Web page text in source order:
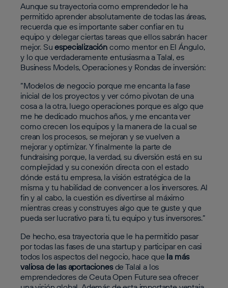
Aunque su trayectoria como emprendedor le ha
permitido aprender absolutamente de todas las áreas,
recuerda que es importante saber confiar en tu
equipo y delegar ciertas tareas que ellos sabrán hacer
mejor. Suespecialización como mentor en El Ángulo,
y lo que verdaderamente entusiasma a Talal, es
Business Models, Operaciones y Rondas de inversión:
“Modelos de negocio porque me encanta la fase
inicial de los proyectos y ver cómo pivotan de una
cosa a la otra, luego operaciones porque es algo que
me he dedicado muchos años, y me encanta ver
como crecen los equipos y la manera de la cual se
crean los procesos, se mejoran y se vuelven a
mejorar y optimizar. Y finalmente la parte de
fundraising porque, la verdad, su diversión está en su
complejidad y su conexión directa con el estado
dónde está tu empresa, la visión estratégica de la
misma y tu habilidad de convencer a los inversores. Al
fin y al cabo, la cuestión es divertirse al máximo
mientras creas y construyes algo que te guste y que
pueda ser lucrativo para ti, tu equipo y tus inversores.”
De hecho, esa trayectoria que le ha permitido pasar
por todas las fases de una startup y participar en casi
todos los aspectos del negocio, hace que la más
valiosa de las aportacionesde Talal a los
emprendedores de Ceuta Open Future sea ofrecer